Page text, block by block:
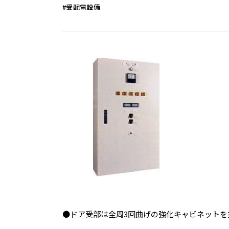
#受配電設備
●ドア受部は全周3回曲げの強化キャビネットを